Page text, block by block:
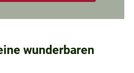
wunderbaren